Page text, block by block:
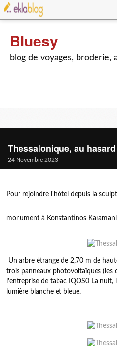
Bluesy
blog de voyages, broderie,
Thessalonique, au
24 Novembre 2023
Pour rejoindre l'hôtel depuis la
monument à Konstantinos
Un arbre étrange de 2,70 m de
trois panneaux photovoltaïques (les
l'entreprise de tabac IQOS0 La
lumière blanche et bleue.